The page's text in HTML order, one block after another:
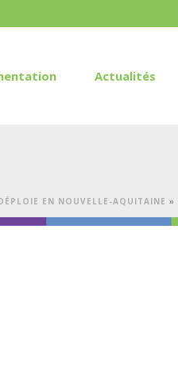
Actualités
EN NOUVELLE-AQUITAINE »